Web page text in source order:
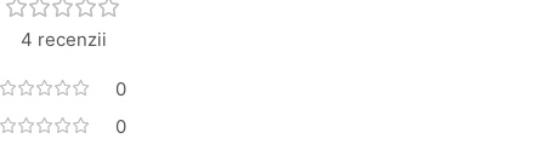
4 recenzii
0
0